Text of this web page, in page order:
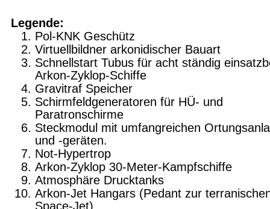
Legende:
Pol-KNK Geschütz
Virtuellbildner arkonidischer Bauart
Schnellstart Tubus für acht ständig
Arkon-Zyklop-Schiffe
Gravitraf Speicher
Schirmfeldgeneratoren für HÜ- und
Paratronschirme
Steckmodul mit umfangreichen
und -geräten.
Not-Hypertrop
Arkon-Zyklop 30-Meter-Kampfschiffe
Atmosphäre Drucktanks
Arkon-Jet Hangars (Pedant zur
Space-Jet)